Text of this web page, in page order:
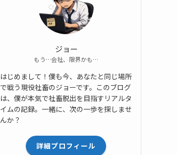
ジョー
もう…会社、限界かも…
はじめまして！僕も今、あなたと同じ場所
で戦う現役社畜のジョーです。このブログ
は、僕が本気で社畜脱出を目指すリアルタ
イムの記録。一緒に、次の一歩を探しませ
んか？
詳細プロフィール